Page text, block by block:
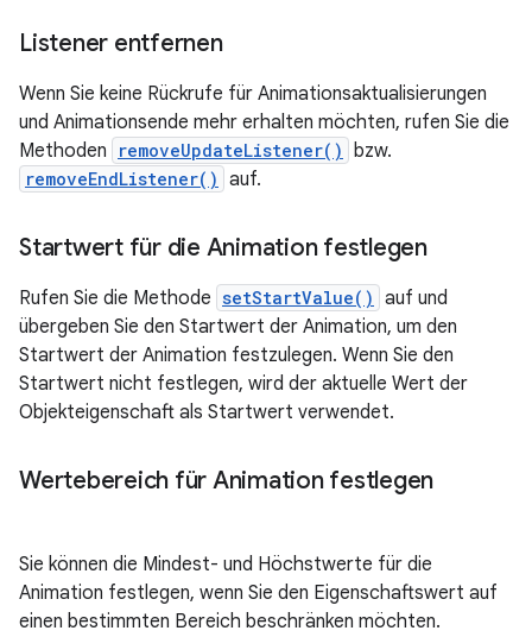
Listener entfernen
Wenn Sie keine Rückrufe für Animationsaktualisierungen
und Animationsende mehr erhalten möchten, rufen Sie die
Methoden
removeUpdateListener() bzw.
removeEndListener() auf.
Startwert für die Animation festlegen
Rufen Sie die Methode setStartValue() auf und
übergeben Sie den Startwert der Animation, um den
Startwert der Animation festzulegen. Wenn Sie den
Startwert nicht festlegen, wird der aktuelle Wert der
Objekteigenschaft als Startwert verwendet.
Wertebereich für Animation festlegen
Sie können die Mindest- und Höchstwerte für die
Animation festlegen, wenn Sie den Eigenschaftswert auf
einen bestimmten Bereich beschränken möchten.